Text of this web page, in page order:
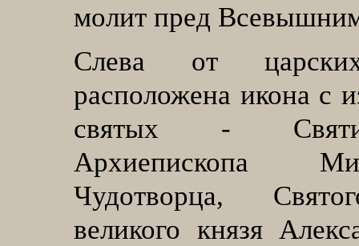
молит пред
Слева от
расположена икона с
святых -
Архиепископа
Чудотворца,
великого князя